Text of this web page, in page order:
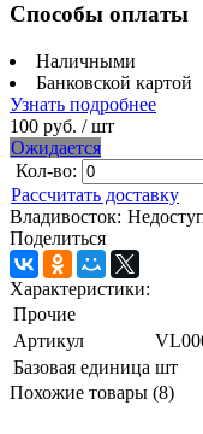
Способы оплаты
Наличными
Банковской картой
Узнать подробнее
100 руб. / шт
Ожидается
Кол-во:
Рассчитать доставку
Владивосток:
Поделиться
Характеристики:
Прочие
Артикул
Базовая единица шт
Похожие товары (8)